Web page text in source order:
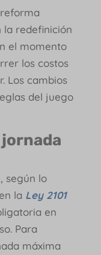
la redefinición
el momento
los costos
Los cambios
del juego
según lo
la Ley 2101
en
Para
máxima